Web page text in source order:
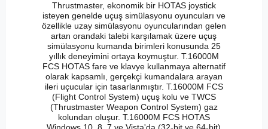
Thrustmaster, ekonomik bir HOTAS joystick
isteyen genelde uçuş simülasyonu oyuncuları ve
özellikle uzay simülasyonu oyuncularından gelen
artan orandaki talebi karşılamak üzere uçuş
simülasyonu kumanda birimleri konusunda 25
yıllık deneyimini ortaya koymuştur. T.16000M
FCS HOTAS fare ve klavye kullanmaya alternatif
olarak kapsamlı, gerçekçi kumandalara arayan
ileri uçucular için tasarlanmıştır. T.16000M FCS
(Flight Control System) uçuş kolu ve TWCS
(Thrustmaster Weapon Control System) gaz
kolundan oluşur. T.16000M FCS HOTAS